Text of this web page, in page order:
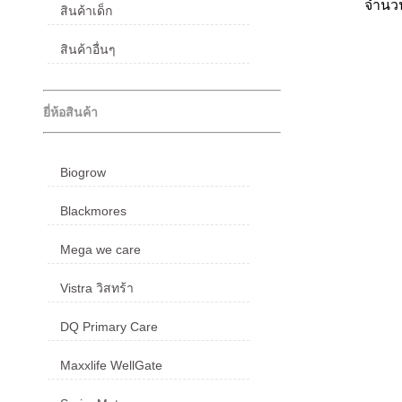
สินค้าเด็ก
สินค้าอื่นๆ
ยี่ห้อสินค้า
Biogrow
Blackmores
Mega we care
Vistra วิสทร้า
DQ Primary Care
Maxxlife WellGate
จำน